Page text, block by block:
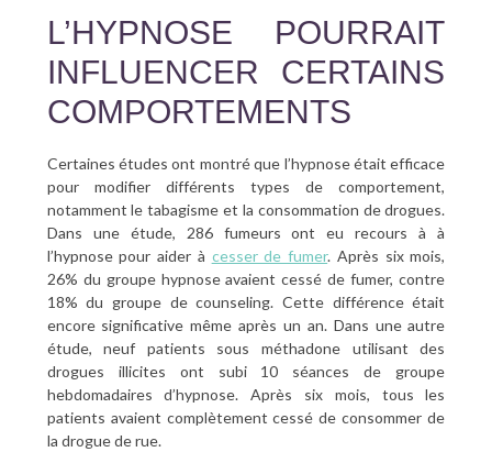
L’HYPNOSE POURRAIT
INFLUENCER CERTAINS
COMPORTEMENTS
Certaines études ont montré que l’hypnose était efficace
pour modifier différents types de comportement,
notamment le tabagisme et la consommation de drogues.
Dans une étude, 286 fumeurs ont eu recours à à
l’hypnose pour aider à cesser de fumer. Après six mois,
26% du groupe hypnose avaient cessé de fumer, contre
18% du groupe de counseling. Cette différence était
encore significative même après un an. Dans une autre
étude, neuf patients sous méthadone utilisant des
drogues illicites ont subi 10 séances de groupe
hebdomadaires d’hypnose. Après six mois, tous les
patients avaient complètement cessé de consommer de
la drogue de rue.